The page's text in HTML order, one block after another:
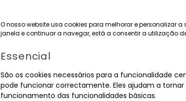
O nosso website usa cookies para melhorar e personalizar
janela e continuar a navegar, está a consentir a utilização
Essencial
São os cookies necessários para a funcionalidade
pode funcionar correctamente. Eles ajudam a
funcionamento das funcionalidades básicas.
freguesia de CASTRO
VICENTE, Concelho de
Termina a 17/08/2026 11:00